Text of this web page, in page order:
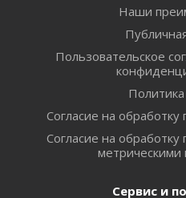
Наши
Пользовательское
Согласие на
Согласие на
метрическими
Сервис и